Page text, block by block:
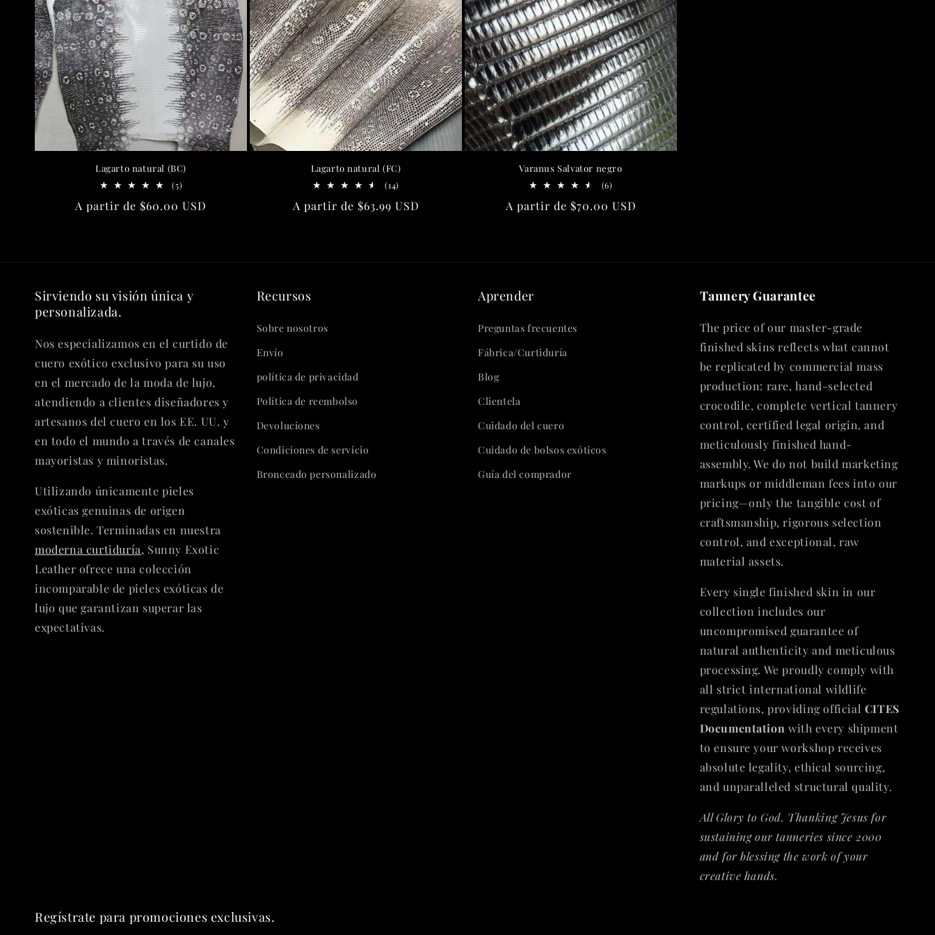
c
c
i
ó
n
Lagarto natural (BC)
(5)
totales
Precio
A partir de $60.00 USD
Lagarto natural (FC)
(14)
totales
Precio
A partir de $63.99 USD
Varanus Salvator negro
(6)
totales
Precio
A partir de $70.00 USD
Sirviendo su visión única y
personalizada.
Nos especializamos en el curtido de
cuero exótico exclusivo para su uso
en el mercado de la moda de lujo,
atendiendo a clientes diseñadores y
artesanos del cuero en los EE. UU. y
en todo el mundo a través de canales
mayoristas y minoristas.
Utilizando únicamente pieles
exóticas genuinas de origen
sostenible. Terminadas en nuestra
moderna curtiduría, Sunny Exotic
Leather ofrece una colección
incomparable de pieles exóticas de
lujo que garantizan superar las
expectativas.
Recursos
Sobre nosotros
Envío
política de privacidad
Política de reembolso
Devoluciones
Condiciones de servicio
Bronceado personalizado
Aprender
Preguntas frecuentes
Fábrica/Curtiduría
Blog
Clientela
Cuidado del cuero
Cuidado de bolsos exóticos
Guía del comprador
Tannery Guarantee
The price of our master-grade
finished skins reflects what cannot
be replicated by commercial mass
production: rare, hand-selected
crocodile, complete vertical tannery
control, certified legal origin, and
meticulously finished hand-
assembly. We do not build marketing
markups or middleman fees into our
pricing—only the tangible cost of
craftsmanship, rigorous selection
control, and exceptional, raw
material assets.
Every single finished skin in our
collection includes our
uncompromised guarantee of
natural authenticity and meticulous
processing. We proudly comply with
all strict international wildlife
regulations, providing official CITES
Documentation with every shipment
to ensure your workshop receives
absolute legality, ethical sourcing,
and unparalleled structural quality.
All Glory to God. Thanking Jesus for
sustaining our tanneries since 2000
and for blessing the work of your
creative hands.
Regístrate para promociones exclusivas.